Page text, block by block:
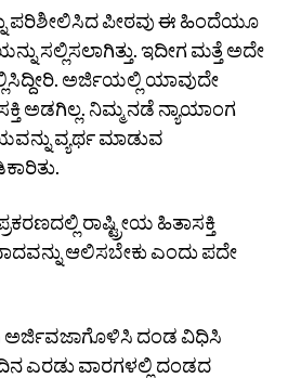
ಪರಿಶೀಲಿಸಿದ ಪೀಠವು ಈ ಹಿಂದೆಯೂ
ಸಲ್ಲಿಸಲಾಗಿತ್ತು. ಇದೀಗ ಮತ್ತೆ ಅದೇ
ಅರ್ಜಿಯಲ್ಲಿ ಯಾವುದೇ
ಅಡಗಿಲ್ಲ. ನಿಮ್ಮ ನಡೆ ನ್ಯಾಯಾಂಗ
ವ್ಯರ್ಥ ಮಾಡುವ
ರಾಷ್ಟ್ರೀಯ ಹಿತಾಸಕ್ತಿ
ಆಲಿಸಬೇಕು ಎಂದು ಪದೇ
ಅರ್ಜಿವಜಾಗೊಳಿಸಿ ದಂಡ ವಿಧಿಸಿ
ಎರಡು ವಾರಗಳಲ್ಲಿ ದಂಡದ